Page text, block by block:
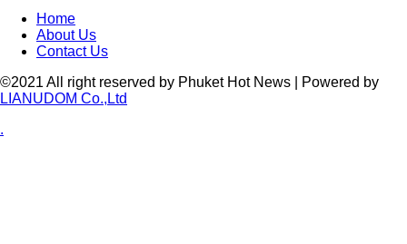
Home
About Us
Contact Us
©2021 All right reserved by Phuket Hot News | Powered by
LIANUDOM Co.,Ltd
.